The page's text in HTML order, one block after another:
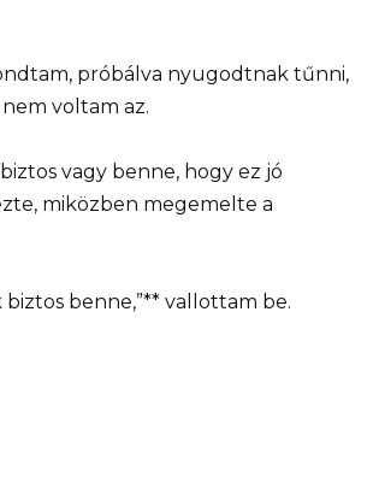
próbálva nyugodtnak tűnni,
voltam az.
vagy benne, hogy ez jó
miközben megemelte a
biztos benne,”** vallottam be.